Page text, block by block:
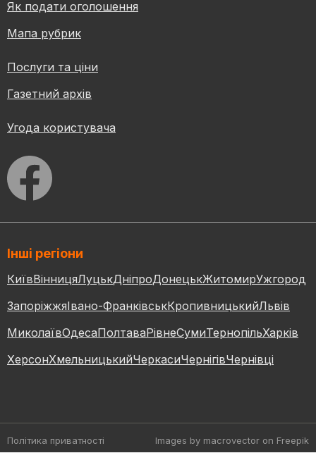
Як подати оголошення
Мапа рубрик
Послуги та ціни
Газетний архів
Угода користувача
Інші регіони
КиївВінницяЛуцькДніпроДонецькЖитомирУжгород
ЗапоріжжяІвано-ФранківськКропивницькийЛьвів
МиколаївОдесаПолтаваРівнеСумиТернопільХарків
ХерсонХмельницькийЧеркасиЧернігівЧернівці
Політика приватності Images by macrovector on Freepik